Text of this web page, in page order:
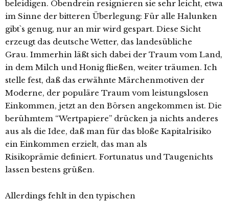
beleidigen. Obendrein resignieren sie sehr leicht, etwa
im Sinne der bitteren Überlegung: Für alle Halunken
gibt`s genug, nur an mir wird gespart. Diese Sicht
erzeugt das deutsche Wetter, das landesübliche
Grau. Immerhin läßt sich dabei der Traum vom Land,
in dem Milch und Honig fließen, weiter träumen. Ich
stelle fest, daß das erwähnte Märchenmotiven der
Moderne, der populäre Traum vom leistungslosen
Einkommen, jetzt an den Börsen angekommen ist. Die
berühmtem “Wertpapiere” drücken ja nichts anderes
aus als die Idee, daß man für das bloße Kapitalrisiko
ein Einkommen erzielt, das man als
Risikoprämie definiert. Fortunatus und Taugenichts
lassen bestens grüßen.
Allerdings fehlt in den typischen